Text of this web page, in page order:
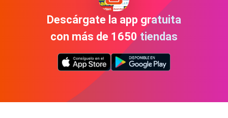
Descárgate la app gratuita
con más de 1650 tiendas